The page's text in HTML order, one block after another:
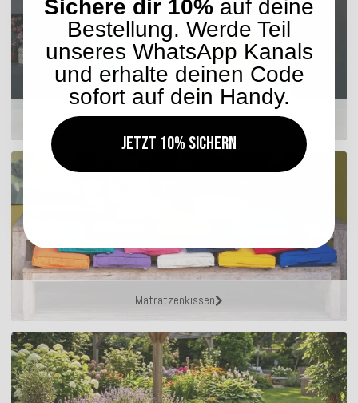
Hocker
Matratzenkissen
Sichere dir 10% auf deine
Bestellung. Werde Teil
unseres WhatsApp Kanals
und erhalte deinen Code
sofort auf dein Handy.
Jetzt 10% sichern